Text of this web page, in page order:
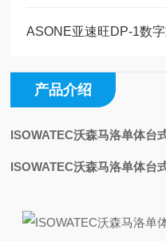
产品介绍
ISOWATEC沃森马洛单体台
ISOWATEC沃森马洛单体台